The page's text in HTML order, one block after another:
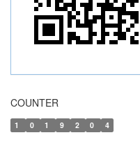
COUNTER
1 0 1 9 2 0 4